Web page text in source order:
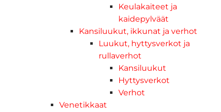
Keulakaiteet ja
kaidepylväät
Kansiluukut, ikkunat ja verhot
Luukut, hyttysverkot ja
rullaverhot
Kansiluukut
Hyttysverkot
Verhot
Venetikkaat